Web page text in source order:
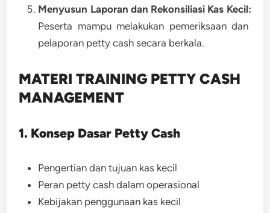
Menyusun Laporan dan Rekonsiliasi Kas Kecil:
Peserta mampu melakukan pemeriksaan dan
pelaporan petty cash secara berkala.
MATERI TRAINING PETTY CASH
MANAGEMENT
1. Konsep Dasar Petty Cash
Pengertian dan tujuan kas kecil
Peran petty cash dalam operasional
Kebijakan penggunaan kas kecil